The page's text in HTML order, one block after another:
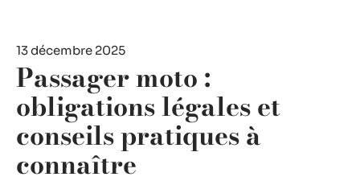
13 décembre 2025
Passager moto :
obligations légales et
conseils pratiques à
connaître